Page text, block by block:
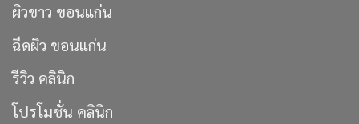
ผิวขาว ขอนแก่น
ฉีดผิว ขอนแก่น
รีวิว คลินิก
โปรโมชั่น คลินิก